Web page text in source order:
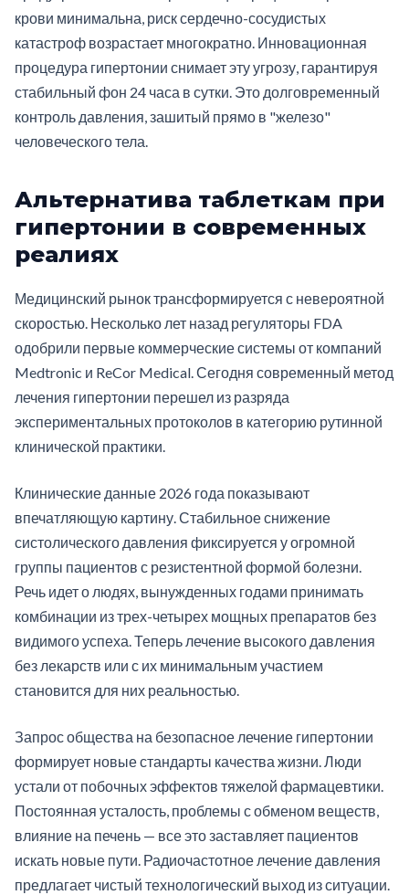
крови минимальна, риск сердечно-сосудистых
катастроф возрастает многократно. Инновационная
процедура гипертонии снимает эту угрозу, гарантируя
стабильный фон 24 часа в сутки. Это долговременный
контроль давления, зашитый прямо в "железо"
человеческого тела.
Альтернатива таблеткам при
гипертонии в современных
реалиях
Медицинский рынок трансформируется с невероятной
скоростью. Несколько лет назад регуляторы FDA
одобрили первые коммерческие системы от компаний
Medtronic и ReCor Medical. Сегодня современный метод
лечения гипертонии перешел из разряда
экспериментальных протоколов в категорию рутинной
клинической практики.
Клинические данные 2026 года показывают
впечатляющую картину. Стабильное снижение
систолического давления фиксируется у огромной
группы пациентов с резистентной формой болезни.
Речь идет о людях, вынужденных годами принимать
комбинации из трех-четырех мощных препаратов без
видимого успеха. Теперь лечение высокого давления
без лекарств или с их минимальным участием
становится для них реальностью.
Запрос общества на безопасное лечение гипертонии
формирует новые стандарты качества жизни. Люди
устали от побочных эффектов тяжелой фармацевтики.
Постоянная усталость, проблемы с обменом веществ,
влияние на печень — все это заставляет пациентов
искать новые пути. Радиочастотное лечение давления
предлагает чистый технологический выход из ситуации.